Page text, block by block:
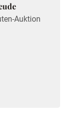
Auktion